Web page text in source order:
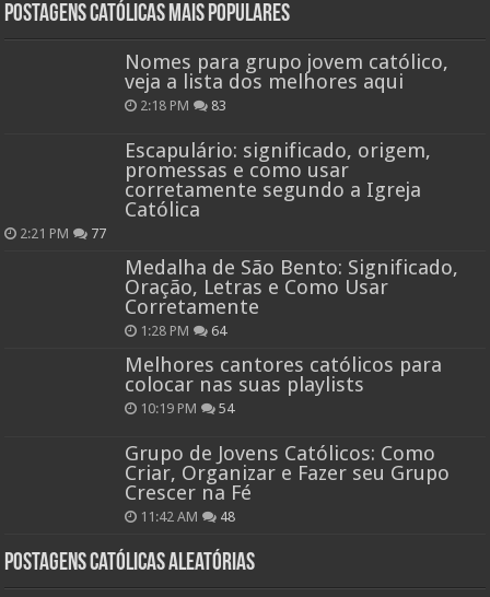
Postagens católicas mais Populares
Nomes para grupo jovem católico,
veja a lista dos melhores aqui
2:18 PM 83
Escapulário: significado, origem,
promessas e como usar
corretamente segundo a Igreja
Católica
2:21 PM 77
Medalha de São Bento: Significado,
Oração, Letras e Como Usar
Corretamente
1:28 PM 64
Melhores cantores católicos para
colocar nas suas playlists
10:19 PM 54
Grupo de Jovens Católicos: Como
Criar, Organizar e Fazer seu Grupo
Crescer na Fé
11:42 AM 48
Postagens católicas aleatórias